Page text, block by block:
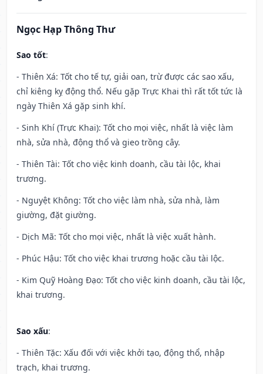
Ngọc Hạp Thông Thư
Sao tốt:
- Thiên Xá: Tốt cho tế tự, giải oan, trừ được các sao xấu,
chỉ kiêng kỵ động thổ. Nếu gặp Trực Khai thì rất tốt tức là
ngày Thiên Xá gặp sinh khí.
- Sinh Khí (Trực Khai): Tốt cho mọi việc, nhất là việc làm
nhà, sửa nhà, động thổ và gieo trồng cây.
- Thiên Tài: Tốt cho việc kinh doanh, cầu tài lộc, khai
trương.
- Nguyệt Không: Tốt cho việc làm nhà, sửa nhà, làm
giường, đặt giường.
- Dịch Mã: Tốt cho mọi việc, nhất là việc xuất hành.
- Phúc Hậu: Tốt cho việc khai trương hoặc cầu tài lộc.
- Kim Quỹ Hoàng Đạo: Tốt cho việc kinh doanh, cầu tài lộc,
khai trương.
Sao xấu:
- Thiên Tặc: Xấu đối với việc khởi tạo, động thổ, nhập
trạch, khai trương.